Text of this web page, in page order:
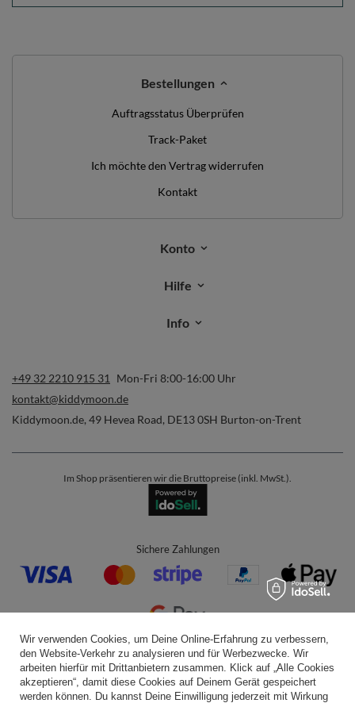
Bestellungen
Auftragsstatus Überprüfen
Track-Paket
Ich möchte den Vertrag widerrufen
Kontakt
Konto
Hilfe
Info
+49 32 2210 915 31
Mon-Fri 8:00-16:00 Uhr
kontakt@kiddymoon.de
Kiddymoon.de, 49 Hevea Road, DE13 0SH Burton-on-Trent
Im Shop präsentieren wir die Bruttopreise (inkl. MwSt.).
Sichere Zahlungen
Bequeme Lieferung
Wir verwenden Cookies, um Deine Online-Erfahrung zu verbessern,
den Website-Verkehr zu analysieren und für Werbezwecke. Wir
arbeiten hierfür mit Drittanbietern zusammen. Klick auf „Alle Cookies
akzeptieren“, damit diese Cookies auf Deinem Gerät gespeichert
werden können. Du kannst Deine Einwilligung jederzeit mit Wirkung